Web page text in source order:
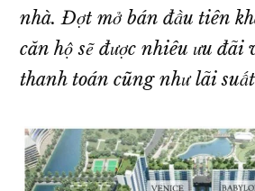
nhà. Đợt mở bán đầu tiên
căn hộ sẽ được nhiêu ưu đãi
thanh toán cũng như lãi